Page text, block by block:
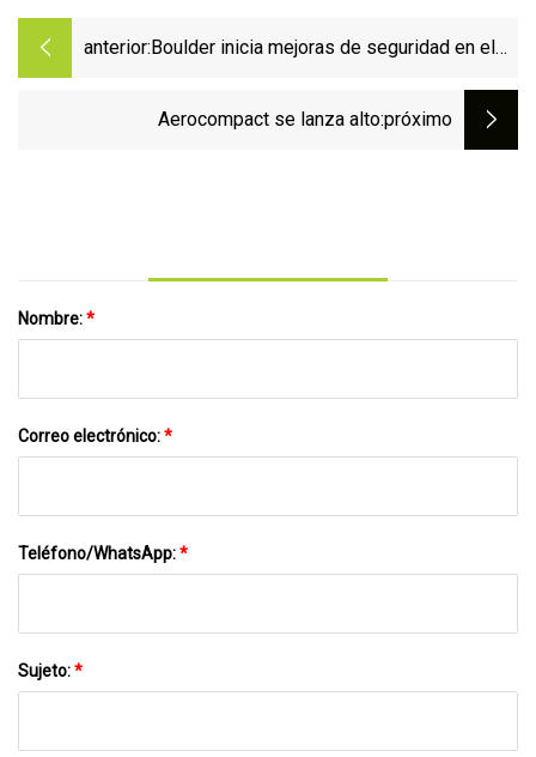
anterior: Boulder inicia mejoras de seguridad en el
Aerocompact se lanza alto:próximo
Nombre:*
Correo electrónico:*
Teléfono/WhatsApp:*
Sujeto:*